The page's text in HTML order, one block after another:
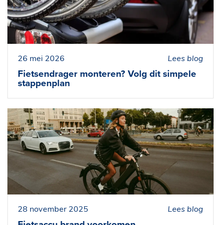
26 mei 2026
Fietsendrager monteren? Volg dit simpele
stappenplan
Lees blog
28 november 2025 Lees blog